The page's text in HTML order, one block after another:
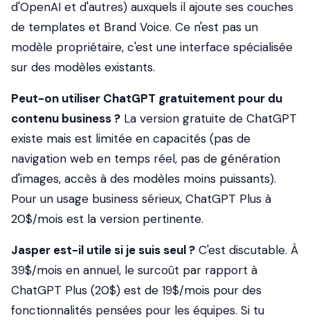
d'OpenAI et d'autres) auxquels il ajoute ses couches
de templates et Brand Voice. Ce n'est pas un
modèle propriétaire, c'est une interface spécialisée
sur des modèles existants.
Peut-on utiliser ChatGPT gratuitement pour du
contenu business ? La version gratuite de ChatGPT
existe mais est limitée en capacités (pas de
navigation web en temps réel, pas de génération
d'images, accès à des modèles moins puissants).
Pour un usage business sérieux, ChatGPT Plus à
20$/mois est la version pertinente.
Jasper est-il utile si je suis seul ? C'est discutable. À
39$/mois en annuel, le surcoût par rapport à
ChatGPT Plus (20$) est de 19$/mois pour des
fonctionnalités pensées pour les équipes. Si tu